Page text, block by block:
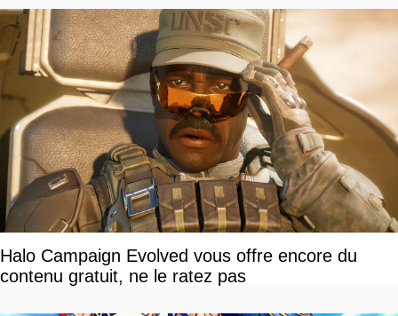
Halo Campaign Evolved vous offre encore du
contenu gratuit, ne le ratez pas